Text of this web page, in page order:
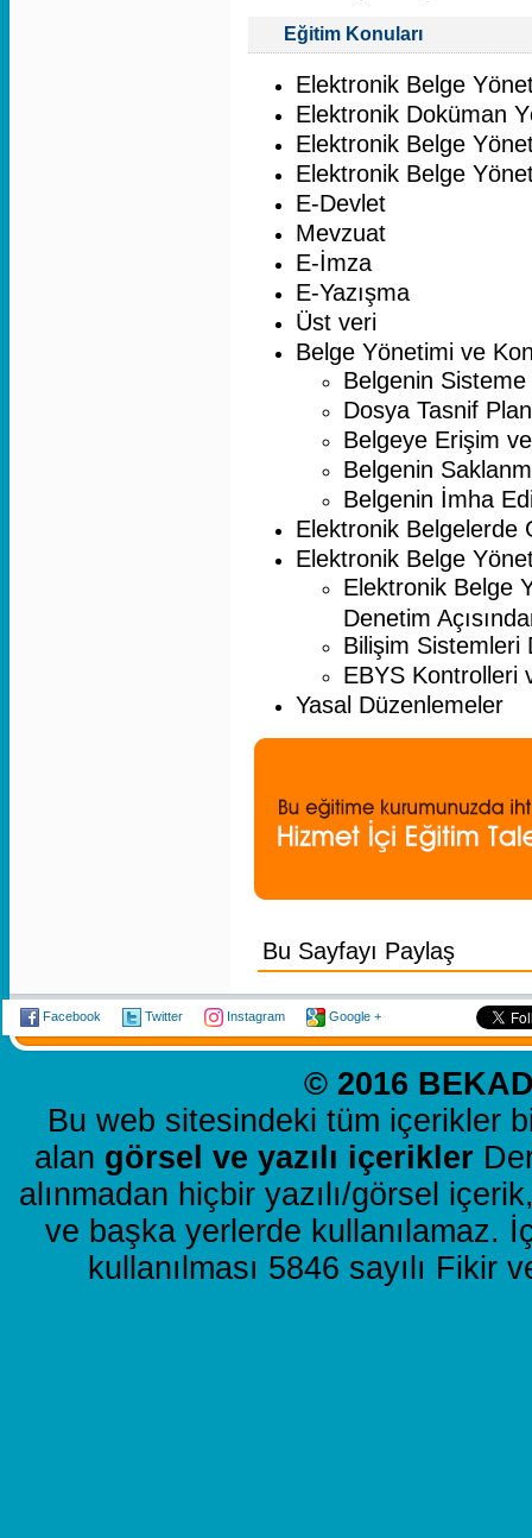
Eğitim Konuları
Elektronik Belge
Elektronik Doküman
Elektronik Belge
Elektronik Belge
E-Devlet
Mevzuat
E-İmza
E-Yazışma
Üst veri
Belge Yönetimi ve
Belgenin Sisteme
Dosya Tasnif
Belgeye Erişim
Belgenin
Belgenin İmha
Elektronik Belgelerde
Elektronik Belge
Elektronik Belge
Denetim
Bilişim Sistemleri
EBYS Kontrolleri
Yasal Düzenlemeler
Bu Sayfayı Paylaş
Facebook Twitter Instagram Google +
© 2016
Bu web sitesindeki tüm içerikler
alan görsel ve yazılı içerikler
alınmadan hiçbir yazılı/görsel
ve başka yerlerde kullanılamaz.
kullanılması 5846 sayılı Fikir